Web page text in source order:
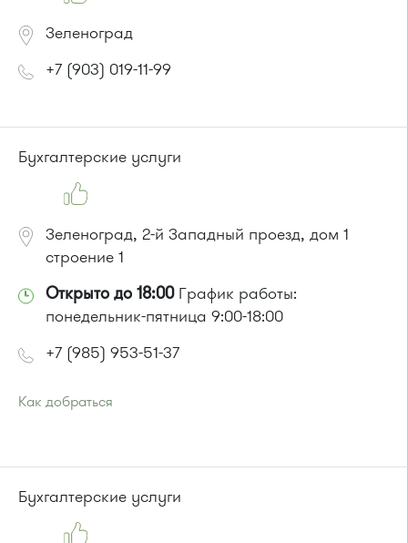
Зеленоград
+7 (903) 019-11-99
Бухгалтерские услуги
Зеленоград, 2-й Западный проезд, дом 1
строение 1
Открыто до 18:00График работы:
понедельник-пятница 9:00-18:00
+7 (985) 953-51-37
Как добраться
или до остановки"Автокомбинат":
Автобусы № 6, 8, 9, 11, 15, 23, 32, 45, 312, 377.
Маршрутка № 128, 312, 377
Бухгалтерские услуги